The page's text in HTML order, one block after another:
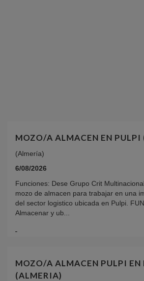
MOZO/A ALMACEN EN PULPI
(Almería)
6/08/2026
Funciones: Dese Grupo Crit
mozo de almacen para trabajar en una
del sector logistico ubicada en Pulpi.
Almacenar y ub...
MOZO/A ALMACEN PULPI EN
(ALMERIA)